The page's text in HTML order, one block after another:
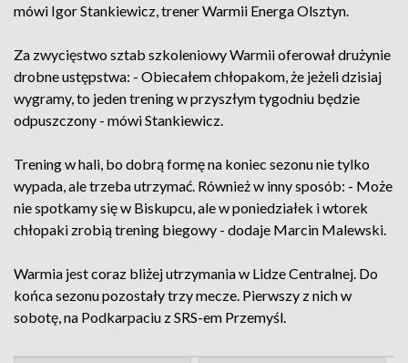
mówi Igor Stankiewicz, trener Warmii Energa Olsztyn.
Za zwycięstwo sztab szkoleniowy Warmii oferował drużynie
drobne ustępstwa: - Obiecałem chłopakom, że jeżeli dzisiaj
wygramy, to jeden trening w przyszłym tygodniu będzie
odpuszczony - mówi Stankiewicz.
Trening w hali, bo dobrą formę na koniec sezonu nie tylko
wypada, ale trzeba utrzymać. Również w inny sposób: - Może
nie spotkamy się w Biskupcu, ale w poniedziałek i wtorek
chłopaki zrobią trening biegowy - dodaje Marcin Malewski.
Warmia jest coraz bliżej utrzymania w Lidze Centralnej. Do
końca sezonu pozostały trzy mecze. Pierwszy z nich w
sobotę, na Podkarpaciu z SRS-em Przemyśl.